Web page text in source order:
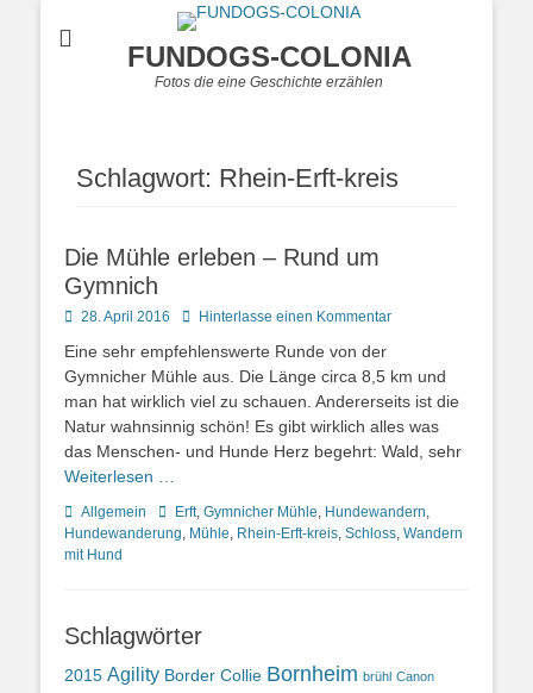
FUNDOGS-COLONIA
Fotos die eine Geschichte erzählen
Schlagwort: Rhein-Erft-kreis
Die Mühle erleben – Rund um
Gymnich
Posted
28. April 2016 Hinterlasse einen Kommentar
Eine sehr empfehlenswerte Runde von der
Gymnicher Mühle aus. Die Länge circa 8,5 km und
man hat wirklich viel zu schauen. Andererseits ist die
Natur wahnsinnig schön! Es gibt wirklich alles was
das Menschen- und Hunde Herz begehrt: Wald, sehr
Weiterlesen …
Kategorien
Allgemein Schlagworte
Erft, Gymnicher Mühle, Hundewandern,
Hundewanderung, Mühle, Rhein-Erft-kreis, Schloss, Wandern
mit Hund
Schlagwörter
2015 Agility Border Collie Bornheim brühl Canon